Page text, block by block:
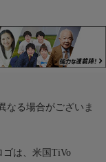
なる場合がございま
ゴは、米国TiVo